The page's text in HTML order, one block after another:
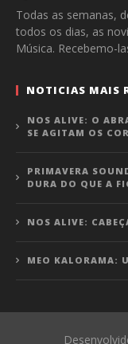
Todas as semanas,
todos os dias, as
Música. Recebemo-
NOTICIAS MAIS
NOS ALIVE: O
SE AGITAM OS
PRIMAVERA
DURA DO QUE A
NOS ALIVE:
MEO KALORAMA: